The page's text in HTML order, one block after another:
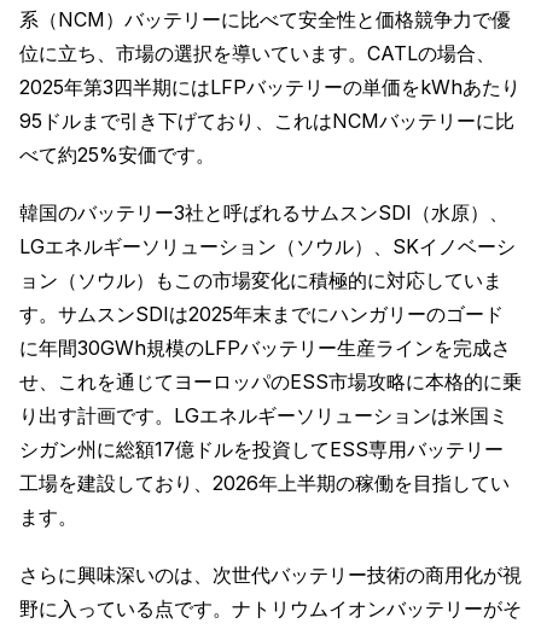
系（NCM）バッテリーに比べて安全性と価格競争力で優
位に立ち、市場の選択を導いています。CATLの場合、
2025年第3四半期にはLFPバッテリーの単価をkWhあたり
95ドルまで引き下げており、これはNCMバッテリーに比
べて約25%安価です。
韓国のバッテリー3社と呼ばれるサムスンSDI（水原）、
LGエネルギーソリューション（ソウル）、SKイノベーシ
ョン（ソウル）もこの市場変化に積極的に対応していま
す。サムスンSDIは2025年末までにハンガリーのゴード
に年間30GWh規模のLFPバッテリー生産ラインを完成さ
せ、これを通じてヨーロッパのESS市場攻略に本格的に乗
り出す計画です。LGエネルギーソリューションは米国ミ
シガン州に総額17億ドルを投資してESS専用バッテリー
工場を建設しており、2026年上半期の稼働を目指してい
ます。
さらに興味深いのは、次世代バッテリー技術の商用化が視
野に入っている点です。ナトリウムイオンバッテリーがそ